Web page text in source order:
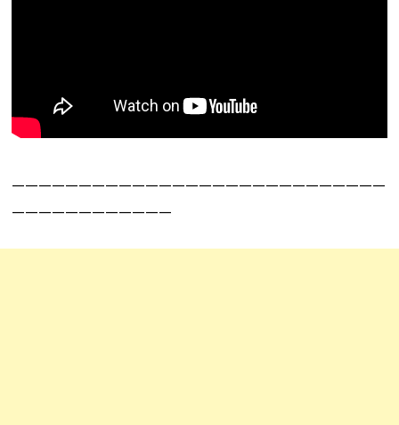
————————————————————————————
————————————